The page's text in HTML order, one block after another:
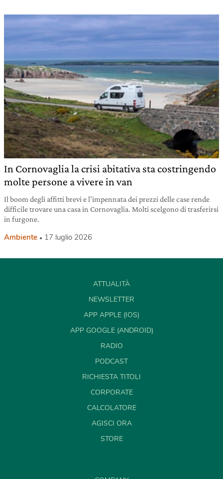
In Cornovaglia la crisi abitativa sta costringendo
molte persone a vivere in van
Il boom degli affitti brevi e l’impennata dei prezzi delle case rende
difficile trovare una casa in Cornovaglia. Molti scelgono di trasferirsi
in furgone.
Ambiente 17 luglio 2026
ATTUALITÀ
NEWSLETTER
APP APPLE (IOS)
APP GOOGLE (ANDROID)
RADIO
PODCAST
RICHIESTA TITOLI
CORPORATE
CALCOLATORE
AGISCI ORA
STORE